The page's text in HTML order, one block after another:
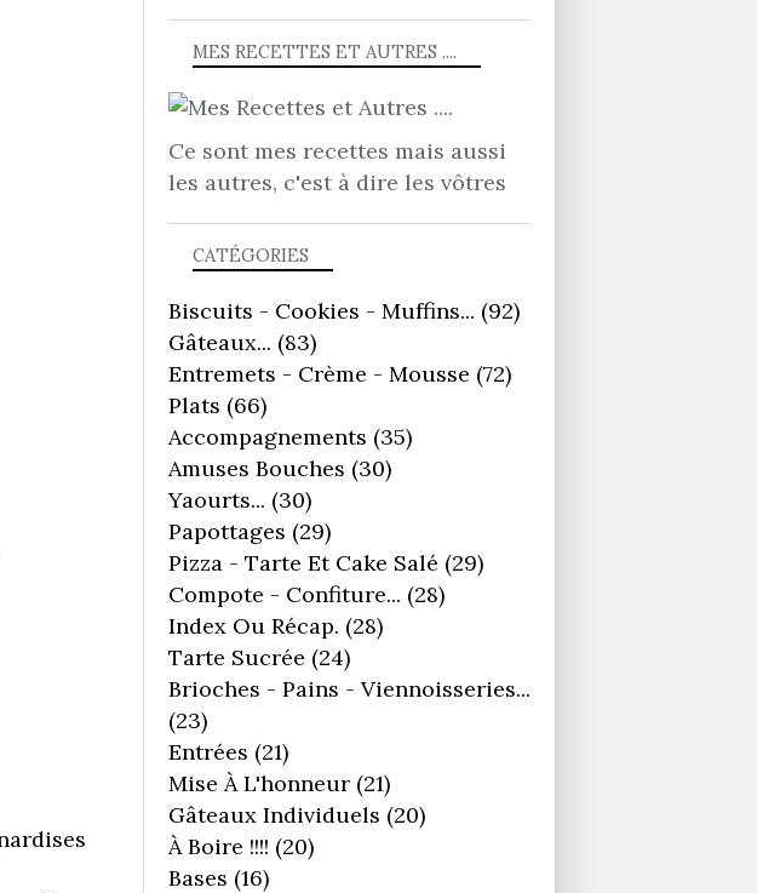
MES RECETTES ET AUTRES ....
Ce sont mes recettes mais aussi
les autres, c'est à dire les vôtres
CATÉGORIES
Biscuits - Cookies - Muffins... (92)
Gâteaux... (83)
Entremets - Crème - Mousse (72)
Plats (66)
Accompagnements (35)
Amuses Bouches (30)
Yaourts... (30)
Papottages (29)
Pizza - Tarte Et Cake Salé (29)
Compote - Confiture... (28)
Index Ou Récap. (28)
Tarte Sucrée (24)
Brioches - Pains - Viennoisseries...
(23)
Entrées (21)
Mise À L'honneur (21)
Gâteaux Individuels (20)
À Boire !!!! (20)
Bases (16)